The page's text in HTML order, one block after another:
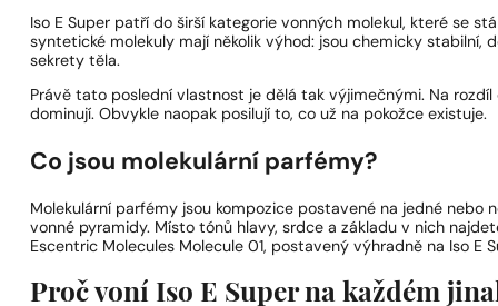
Iso E Super patří do širší kategorie vonných molekul, které se
syntetické molekuly mají několik výhod: jsou chemicky stabilní,
sekrety těla.
Právě tato poslední vlastnost je dělá tak výjimečnými. Na
dominují. Obvykle naopak posilují to, co už na pokožce existuje.
Co jsou molekulární parfémy?
Molekulární parfémy jsou kompozice postavené na jedné nebo
vonné pyramidy. Místo tónů hlavy, srdce a základu v nich
Escentric Molecules Molecule 01, postavený výhradně na Iso E
Proč voní Iso E Super na každém